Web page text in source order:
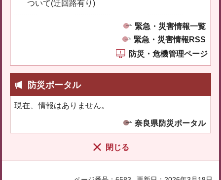
ついて(迂回路有り)
緊急・災害情報一覧
緊急・災害情報RSS
防災・危機管理ページ
防災ポータル
現在、情報はありません。
奈良県防災ポータル
閉じる